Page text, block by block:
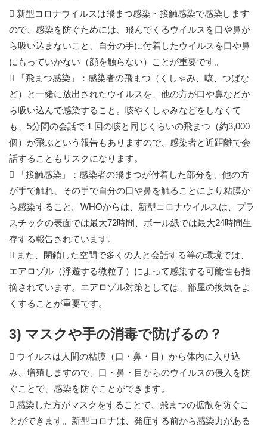
 新型コロナウイルスは飛まつ感染・接触感染で感染します
ので、感染を防ぐためには、飛んでくるウイルスを口や鼻か
ら吸い込まないこと、自分の手に付着したウイルスを口や鼻
にもっていかない（顔を触らない）ことが重要です。
 「飛まつ感染」：感染者の飛まつ（くしゃみ、咳、つばな
ど）と一緒に放出されたウイルスを、他の方が口や鼻などか
ら吸い込んで感染すること。咳やくしゃみなどをしなくて
も、5分間の会話で１回の咳と同じくらいの飛まつ（約3,000
個）が飛ぶという報告もありますので、感染者と近距離で会
話することもリスクになります。
 「接触感染」：感染者の飛まつが付着した部分を、他の方
が手で触れ、その手で自分の口や鼻を触ることにより粘膜か
ら感染すること。WHOからは、新型コロナウイルスは、プラ
スチックの表面では最大72時間、ボール紙では最大24時間生
存する報告されています。
 また、閉鎖した空間で多くの人と会話する等の環境では、
エアロゾル（浮遊する微粒子）によって感染する可能性も指
摘されています。エアロゾル対策としては、部屋の換気をよ
くすることが重要です。
3) マスクや手の消毒で防げるの？
 ウイルスは人間の粘膜（口・鼻・目）から体内に入り込
み、増殖しますので、口・鼻・目からのウイルスの侵入を防
ぐことで、感染を防ぐことができます。
 感染した方がマスクをすることで、飛まつの拡散を防ぐこ
とができます。新型コロナは、発症する前から感染力がある